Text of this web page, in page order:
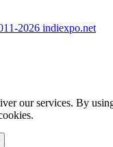
2026 indiexpo.net
our services. By